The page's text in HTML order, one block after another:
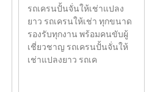
รถเครนปั้นจั่นให้เช่าแปลง
ยาว รถเครนให้เช่า ทุกขนาด
รองรับทุกงาน พร้อมคนขับผู้
เชี่ยวชาญ รถเครนปั้นจั่นให้
เช่าแปลงยาว รถเค